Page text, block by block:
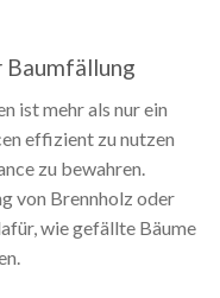
ist mehr als nur ein
effizient zu nutzen
zu bewahren.
von Brennholz oder
wie gefällte Bäume